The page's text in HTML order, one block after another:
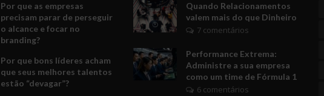
Por que as empresas
precisam parar de perseguir
o alcance e focar no
branding?
Por que bons líderes acham
que seus melhores talentos
estão “devagar”?
Quando Relacionamentos
valem mais do que Dinheiro
7 comentários
Performance Extrema:
Administre a sua empresa
como um time de Fórmula 1
6 comentários